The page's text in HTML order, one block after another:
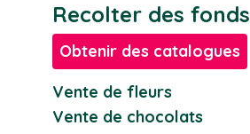
Recolter des fonds
Obtenir des catalogues
Vente de fleurs
Vente de chocolats